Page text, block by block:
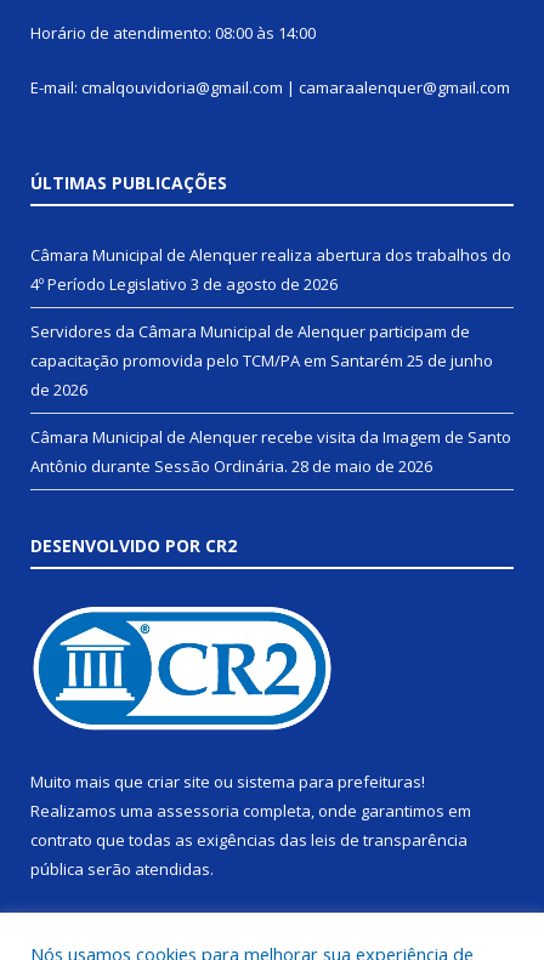
Horário de atendimento: 08:00 às 14:00
E-mail: cmalqouvidoria@gmail.com | camaraalenquer@gmail.com
ÚLTIMAS PUBLICAÇÕES
Câmara Municipal de Alenquer realiza abertura dos trabalhos do
4º Período Legislativo 3 de agosto de 2026
Servidores da Câmara Municipal de Alenquer participam de
capacitação promovida pelo TCM/PA em Santarém 25 de junho
de 2026
Câmara Municipal de Alenquer recebe visita da Imagem de Santo
Antônio durante Sessão Ordinária. 28 de maio de 2026
DESENVOLVIDO POR CR2
Muito mais que criar site ou sistema para prefeituras!
Realizamos uma assessoria completa, onde garantimos em
contrato que todas as exigências das leis de transparência
pública serão atendidas.
Nós usamos cookies para melhorar sua experiência de